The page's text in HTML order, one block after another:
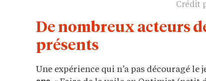
Crédit
De nombreux acteurs
présents
Une expérience qui n’a pas découragé le